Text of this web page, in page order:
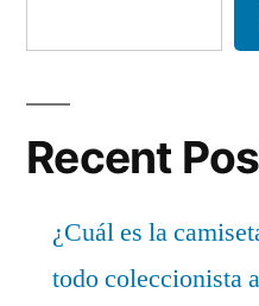
Recent
¿Cuál es la
todo coleccionista